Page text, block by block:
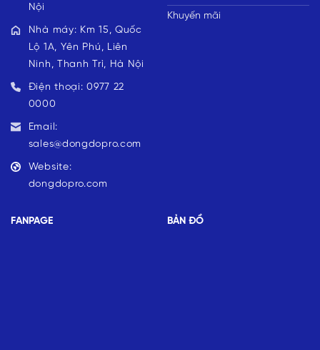
Nội
Nhà máy: Km 15, Quốc
Lộ 1A, Yên Phú, Liên
Ninh, Thanh Trì, Hà Nội
Điện thoại: 0977 22
0000
Email:
sales@dongdopro.com
Website:
dongdopro.com
Khuyến mãi
FANPAGE BẢN ĐỒ